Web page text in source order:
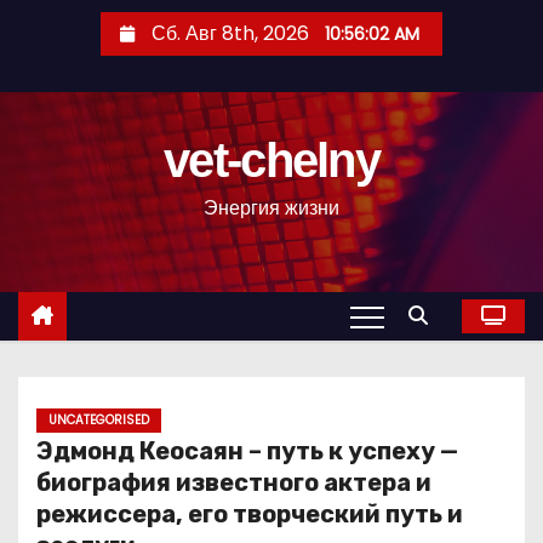
с
Сб. Авг 8th, 2026 10:56:03 AM
vet-chelny
Энергия жизни
UNCATEGORISED
Эдмонд Кеосаян – путь к успеху —
биография известного актера и
режиссера, его творческий путь и